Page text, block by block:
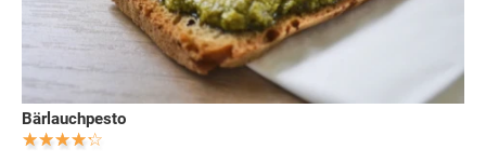
Bärlauchpesto